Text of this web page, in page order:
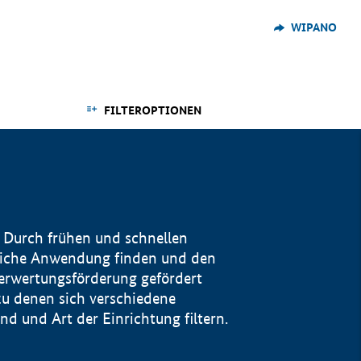
WIPANO
FILTEROPTIONEN
frühen und schnellen
Anwendung finden und den
gefördert
denen sich verschiedene
und Art der Einrichtung filtern.